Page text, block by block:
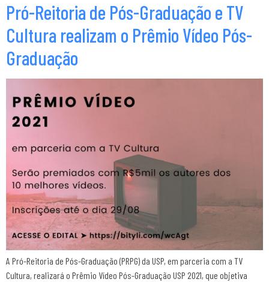
Pró-Reitoria de Pós-Graduação e TV
Cultura realizam o Prêmio Vídeo Pós-
Graduação
A Pró-Reitoria de Pós-Graduação (PRPG) da USP, em parceria com a TV
Cultura, realizará o Prêmio Vídeo Pós-Graduação USP 2021, que objetiva